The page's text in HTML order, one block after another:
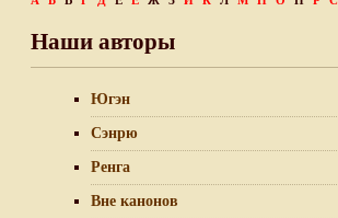
Наши авторы
Югэн
Сэнрю
Ренга
Вне канонов